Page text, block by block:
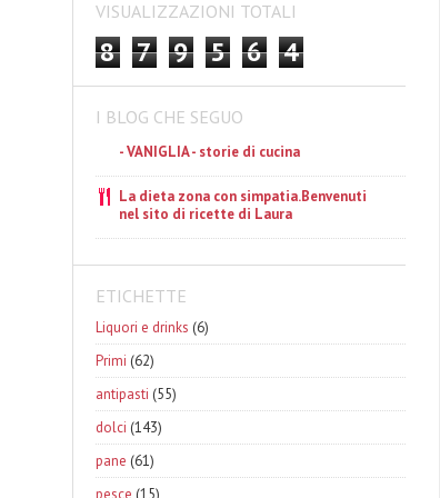
VISUALIZZAZIONI TOTALI
8 7 9 5 6 4
I BLOG CHE SEGUO
- VANIGLIA - storie di cucina
La dieta zona con simpatia.Benvenuti
nel sito di ricette di Laura
ETICHETTE
Liquori e drinks (6)
Primi (62)
antipasti (55)
dolci (143)
pane (61)
pesce (15)